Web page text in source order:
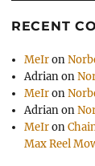
RECENT
MeIron
Adrianon
MeIron
Adrianon
MeIron
Max Reel